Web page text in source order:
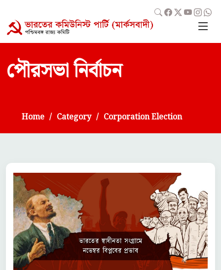
পৌরসভা নির্বাচন
Home Category Corporation Election